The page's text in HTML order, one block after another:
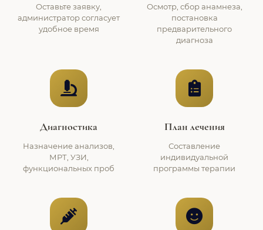
Оставьте заявку,
администратор согласует
удобное время
Осмотр, сбор анамнеза,
постановка
предварительного
диагноза
Диагностика
Назначение анализов,
МРТ, УЗИ,
функциональных проб
План лечения
Составление
индивидуальной
программы терапии